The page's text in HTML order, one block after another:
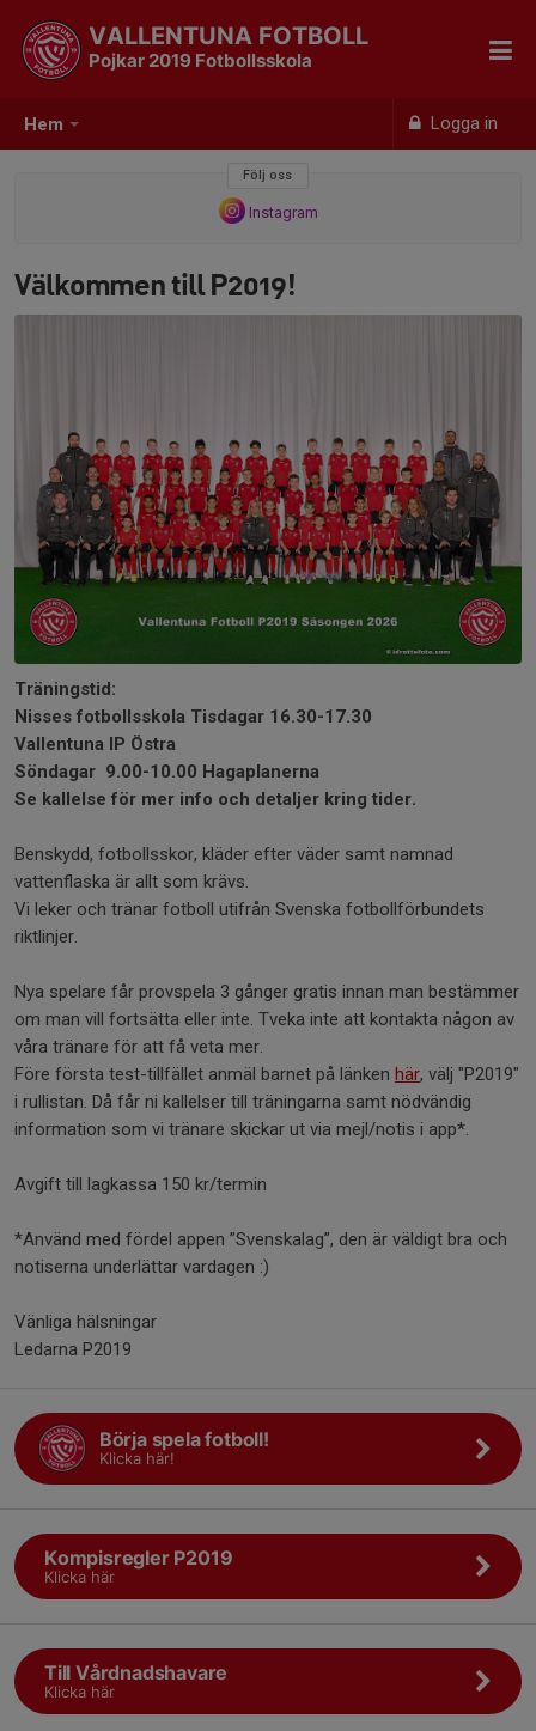
Hem Logga in
VALLENTUNA FOTBOLL
Pojkar 2019 Fotbollsskola
Följ oss
Instagram
Välkommen till P2019!
Träningstid:
Nisses fotbollsskola Tisdagar 16.30-17.30
Vallentuna IP Östra
Söndagar 9.00-10.00 Hagaplanerna
Se kallelse för mer info och detaljer kring tider.
Benskydd, fotbollsskor, kläder efter väder samt namnad
vattenflaska är allt som krävs.
Vi leker och tränar fotboll utifrån Svenska fotbollförbundets
riktlinjer.
Nya spelare får provspela 3 gånger gratis innan man bestämmer
om man vill fortsätta eller inte. Tveka inte att kontakta någon av
våra tränare för att få veta mer.
Före första test-tillfället anmäl barnet på länken här, välj "P2019"
i rullistan. Då får ni kallelser till träningarna samt nödvändig
information som vi tränare skickar ut via mejl/notis i app*.
Avgift till lagkassa 150 kr/termin
*Använd med fördel appen ”Svenskalag”, den är väldigt bra och
notiserna underlättar vardagen :)
Vänliga hälsningar
Ledarna P2019
Börja spela fotboll!
Klicka här!
Kompisregler P2019
Klicka här
Till Vårdnadshavare
Klicka här